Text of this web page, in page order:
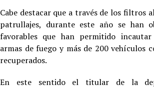
Cabe destacar que a través de los filtros
patrullajes, durante este año se han
favorables que han permitido
armas de fuego y más de 200 vehículos
recuperados.
En este sentido el titular de la